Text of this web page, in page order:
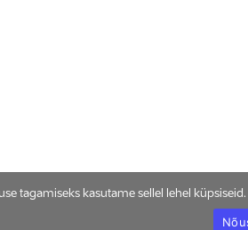
tagamiseks kasutame sellel lehel